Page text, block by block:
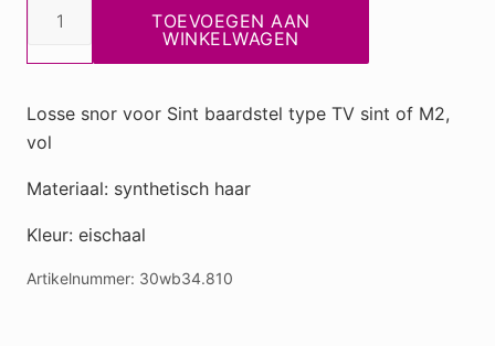
Sint
Synthetisch
model
vol
aantal
TOEVOEGEN AAN
WINKELWAGEN
Losse snor voor Sint baardstel type TV sint of M2,
vol
Materiaal: synthetisch haar
Kleur: eischaal
Artikelnummer: 30wb34.810